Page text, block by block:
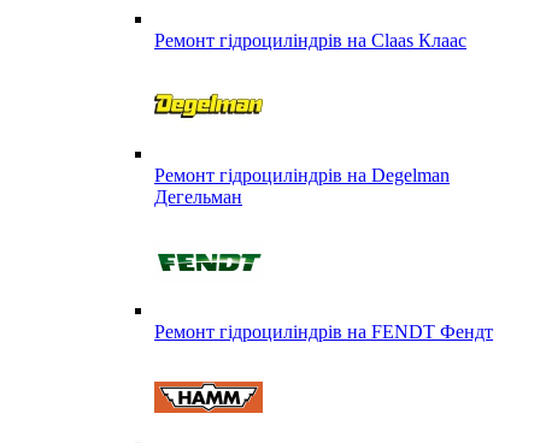
Ремонт гідроциліндрів на Claas Клаас
Ремонт гідроциліндрів на Degelman
Дегельман
Ремонт гідроциліндрів на FENDT Фендт